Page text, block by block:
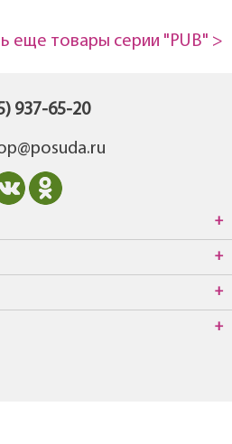
еще товары серии "PUB" >
937-65-20